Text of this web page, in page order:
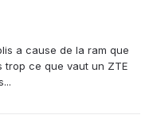
a cause de la ram que
ce que vaut un ZTE